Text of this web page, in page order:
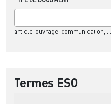
article, ouvrage, communication,....
Termes ESO